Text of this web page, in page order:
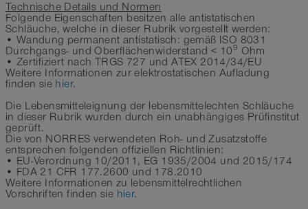
Technische Details und Normen
Folgende Eigenschaften besitzen alle antistatischen
Schläuche, welche in dieser Rubrik vorgestellt werden:
• Wandung permanent antistatisch: gemäß ISO 8031
Durchgangs- und Oberflächenwiderstand < 109 Ohm
• Zertifiziert nach TRGS 727 und ATEX 2014/34/EU
Weitere Informationen zur elektrostatischen Aufladung
finden sie hier.
Die Lebensmitteleignung der lebensmittelechten Schläuche
in dieser Rubrik wurden durch ein unabhängiges Prüfinstitut
geprüft.
Die von NORRES verwendeten Roh- und Zusatzstoffe
entsprechen folgenden offiziellen Richtlinien:
• EU-Verordnung 10/2011, EG 1935/2004 und 2015/174
• FDA 21 CFR 177.2600 und 178.2010
Weitere Informationen zu lebensmittelrechtlichen
Vorschriften finden sie hier.